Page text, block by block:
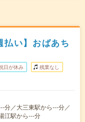
払い】おばあち
日が休み 残業なし
分／大三東駅から---分／
江駅から---分